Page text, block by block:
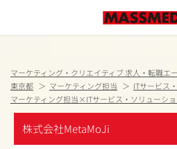
マーケティング・クリエイティブ 求人・転職エ
東京都
マーケティング担当
ITサービス
マーケティング担当×ITサービス・ソリューシ
株式会社MetaMoJi